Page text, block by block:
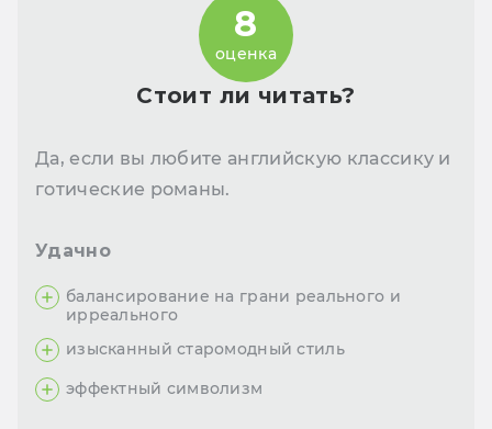
Стоит ли читать?
8
оценка
Да, если вы любите английскую классику и
готические романы.
Удачно
балансирование на грани реального и
ирреального
изысканный старомодный стиль
эффектный символизм